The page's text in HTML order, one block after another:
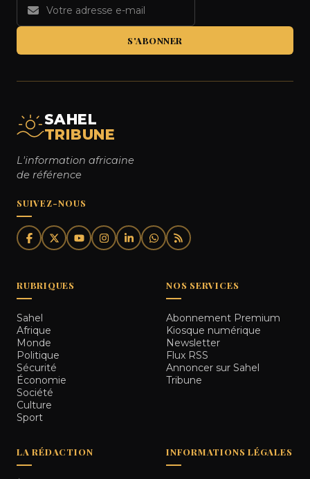
S'ABONNER
SAHEL
TRIBUNE
L'information africaine
de référence
SUIVEZ-NOUS
RUBRIQUES
Sahel
Afrique
Monde
Politique
Sécurité
Économie
Société
Culture
Sport
NOS SERVICES
Abonnement Premium
Kiosque numérique
Newsletter
Flux RSS
Annoncer sur Sahel
Tribune
LA RÉDACTION INFORMATIONS LÉGALES